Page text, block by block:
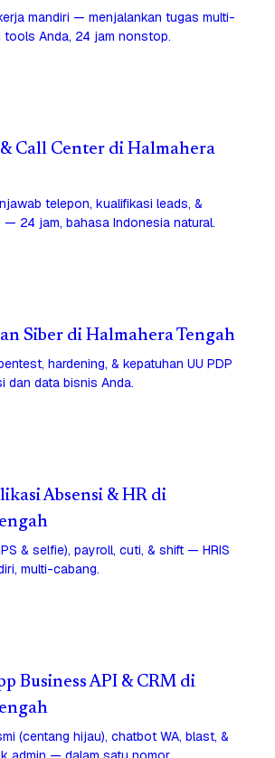
mandiri — menjalankan tugas multi-
tools Anda, 24 jam nonstop.
& Call Center di Halmahera
telepon, kualifikasi leads, &
24 jam, bahasa Indonesia natural.
Siber di Halmahera Tengah
hardening, & kepatuhan UU PDP
dan data bisnis Anda.
Absensi & HR di
& selfie), payroll, cuti, & shift — HRIS
multi-cabang.
Business API & CRM di
(centang hijau), chatbot WA, blast, &